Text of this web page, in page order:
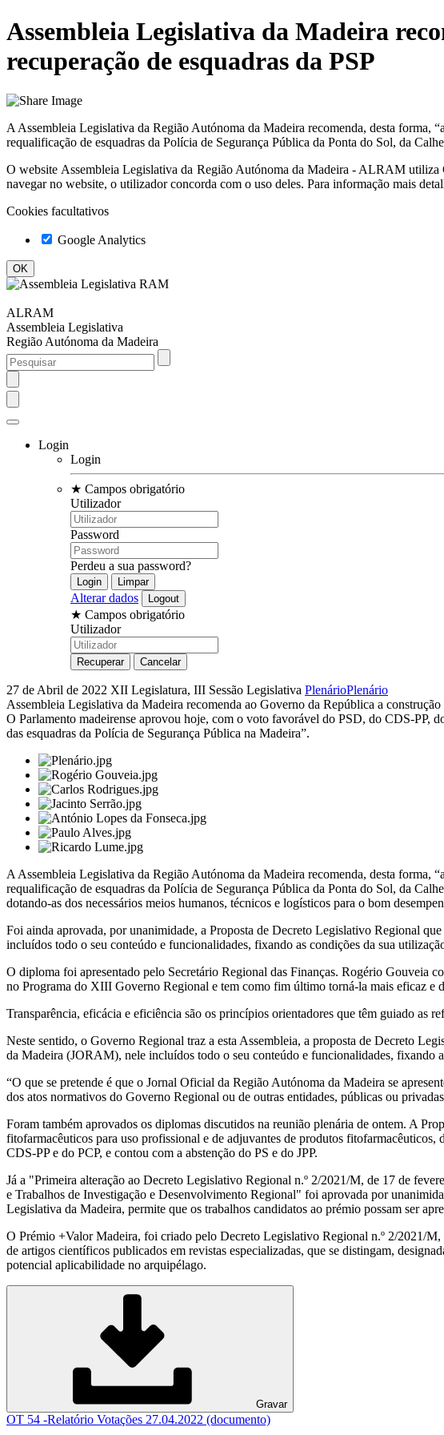
Assembleia Legislativa da Madeira
recuperação de esquadras da PSP
A Assembleia Legislativa da Região Autónoma da Madeira recomenda, desta forma,
requalificação de esquadras da Polícia de Segurança Pública da Ponta do Sol, da
O website Assembleia Legislativa da Região Autónoma da Madeira - ALRAM utiliza
navegar no website, o utilizador concorda com o uso deles. Para informação mais
Cookies facultativos
Google Analytics
ALRAM
Assembleia Legislativa
Região Autónoma da Madeira
Login
Login
★ Campos obrigatório
Utilizador
Password
Perdeu a sua password?
Alterar dados
★ Campos obrigatório
Utilizador
27 de Abril de 2022 XII Legislatura, III Sessão Legislativa PlenárioPlenário
Assembleia Legislativa da Madeira recomenda ao Governo da República a construção
O Parlamento madeirense aprovou hoje, com o voto favorável do PSD, do CDS-PP,
das esquadras da Polícia de Segurança Pública na Madeira”.
A Assembleia Legislativa da Região Autónoma da Madeira recomenda, desta forma,
requalificação de esquadras da Polícia de Segurança Pública da Ponta do Sol, da
dotando-as dos necessários meios humanos, técnicos e logísticos para o bom
Foi ainda aprovada, por unanimidade, a Proposta de Decreto Legislativo Regional
incluídos todo o seu conteúdo e funcionalidades, fixando as condições da sua
O diploma foi apresentado pelo Secretário Regional das Finanças. Rogério Gouveia
no Programa do XIII Governo Regional e tem como fim último torná-la mais eficaz e
Transparência, eficácia e eficiência são os princípios orientadores que têm guiado as
Neste sentido, o Governo Regional traz a esta Assembleia, a proposta de Decreto
da Madeira (JORAM), nele incluídos todo o seu conteúdo e funcionalidades, fixando
“O que se pretende é que o Jornal Oficial da Região Autónoma da Madeira se
dos atos normativos do Governo Regional ou de outras entidades, públicas ou
Foram também aprovados os diplomas discutidos na reunião plenária de ontem. A
fitofarmacêuticos para uso profissional e de adjuvantes de produtos
CDS-PP e do PCP, e contou com a abstenção do PS e do JPP.
Já a "Primeira alteração ao Decreto Legislativo Regional n.º 2/2021/M, de 17 de
e Trabalhos de Investigação e Desenvolvimento Regional" foi aprovada por
Legislativa da Madeira, permite que os trabalhos candidatos ao prémio possam ser
O Prémio +Valor Madeira, foi criado pelo Decreto Legislativo Regional n.º 2/2021/
de artigos científicos publicados em revistas especializadas, que se distingam,
potencial aplicabilidade no arquipélago.
Gravar
OT 54 -Relatório Votações 27.04.2022 (documento)